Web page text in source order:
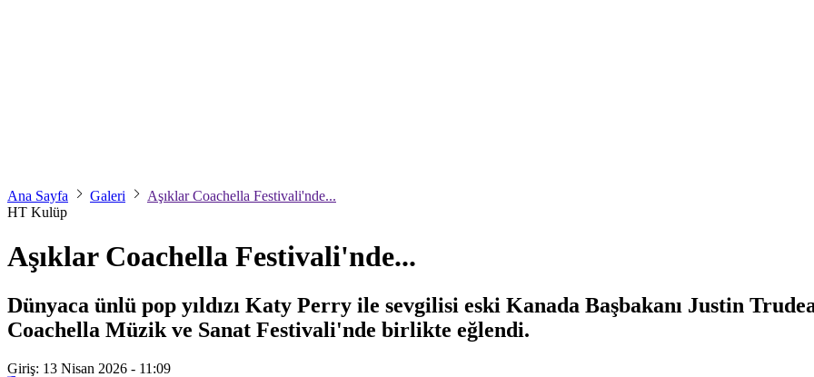
Ana Sayfa Galeri
Aşıklar Coachella Festivali'nde...
HT Kulüp
Aşıklar Coachella Festivali'nde...
Dünyaca ünlü pop yıldızı Katy Perry ile sevgilisi eski Kanada Başbakanı Justin
Coachella Müzik ve Sanat Festivali'nde birlikte eğlendi.
Giriş: 13 Nisan 2026 - 11:09